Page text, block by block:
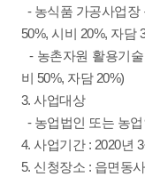
- 농식품 가공사업장
50%, 시비 20%, 자담
- 농촌자원 활용기
비 50%, 자담 20%)
3. 사업대상
- 농업법인 또는 농
4. 사업기간 : 2020년
5. 신청장소 : 읍면동